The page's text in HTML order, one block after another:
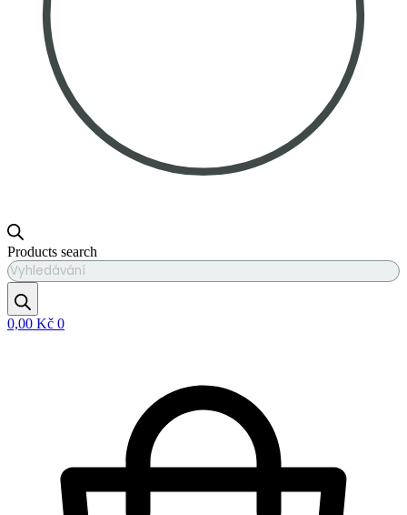
Products search
0,00 Kč 0